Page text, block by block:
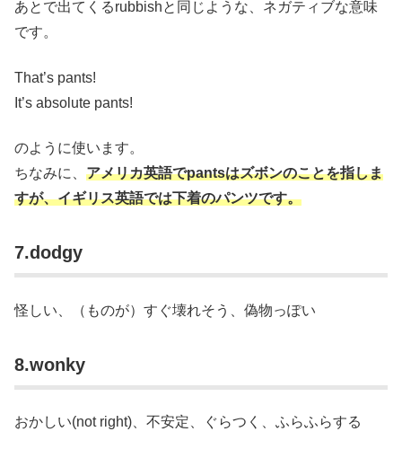
あとで出てくるrubbishと同じような、ネガティブな意味
です。
That’s pants!
It’s absolute pants!
のように使います。
ちなみに、 アメリカ英語でpantsはズボンのことを指しま
すが、イギリス英語では下着のパンツです。
7.dodgy
怪しい、（ものが）すぐ壊れそう、偽物っぽい
8.wonky
おかしい(not right)、不安定、ぐらつく、ふらふらする